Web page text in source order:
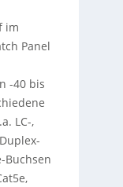
im
Panel
-40 bis
LC-,
Buchsen